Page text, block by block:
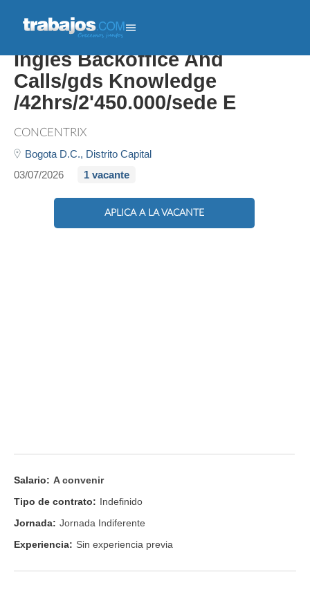
Bogotá Campaña Bilingüe
Inglés Backoffice And
Calls/gds Knowledge
/42hrs/2'450.000/sede E
CONCENTRIX
Bogota D.C., Distrito Capital
03/07/2026
1 vacante
APLICA A LA VACANTE
Salario: A convenir
Tipo de contrato: Indefinido
Jornada: Jornada Indiferente
Experiencia: Sin experiencia previa